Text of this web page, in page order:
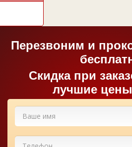
Перезвоним и
Cкидка при
лучшие